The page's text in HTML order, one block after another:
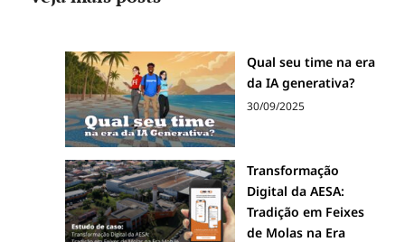
Qual seu time na era
da IA generativa?
30/09/2025
Transformação
Digital da AESA:
Tradição em Feixes
de Molas na Era